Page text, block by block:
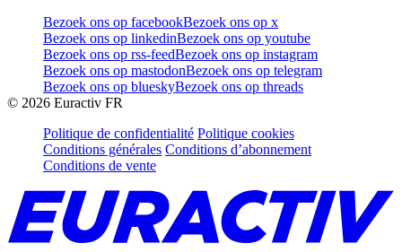
Bezoek ons op facebookBezoek ons op x
Bezoek ons op linkedinBezoek ons op youtube
Bezoek ons op rss-feedBezoek ons op instagram
Bezoek ons op mastodonBezoek ons op telegram
Bezoek ons op blueskyBezoek ons op threads
© 2026 Euractiv FR
Politique de confidentialité Politique cookies
Conditions générales Conditions d’abonnement
Conditions de vente